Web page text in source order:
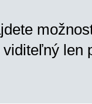
viditeľný len